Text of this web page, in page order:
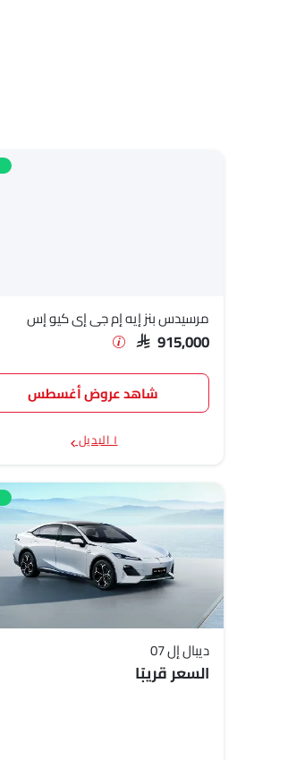
مرسيدس بنز إيه إم جي إي كيو إس
SAR 915,000
شاهد عروض أغسطس
١ البديل
ديبال إل 07
السعر قريبًا